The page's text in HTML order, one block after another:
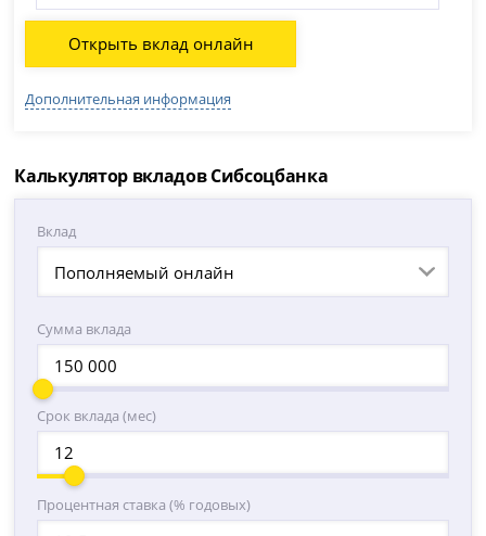
Открыть вклад онлайн
Дополнительная информация
Калькулятор вкладов Сибсоцбанка
Вклад
Пополняемый онлайн
Сумма вклада
Срок вклада (мес)
Процентная ставка (% годовых)